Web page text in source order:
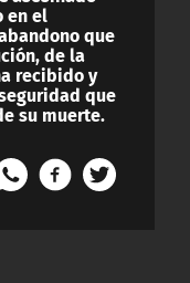
en el
que
de la
recibido y
que
su muerte.